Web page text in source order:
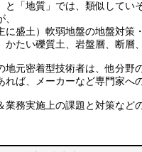
と「地質」では、類似してい
に盛土）軟弱地盤の地盤対策
かたい礫質土、岩盤層、断層
地元密着型技術者は、他分野
れば、メーカーなど専門家へ
業務実施上の課題と対策な